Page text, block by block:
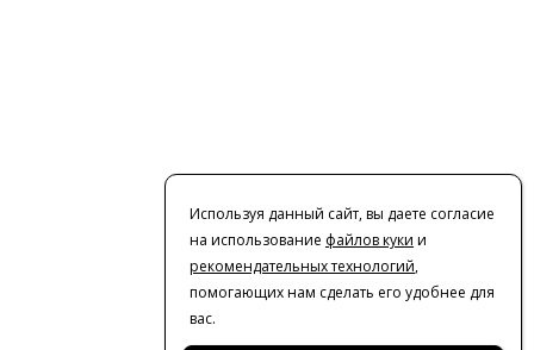
Используя данный сайт, вы даете согласие
на использование файлов куки и
рекомендательных технологий,
помогающих нам сделать его удобнее для
вас.